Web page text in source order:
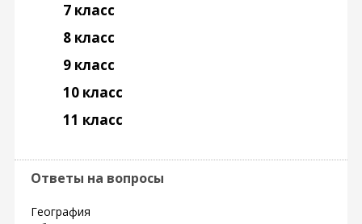
7 класс
8 класс
9 класс
10 класс
11 класс
Ответы на вопросы
География